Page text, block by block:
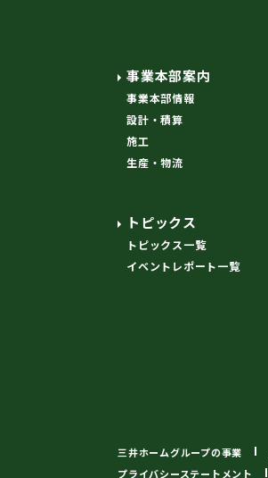
事業本部案内
事業本部情報
設計・積算
施工
生産・物流
トピックス
トピックス一覧
イベントレポート一覧
三井ホームグループの事業
プライバシーステートメント